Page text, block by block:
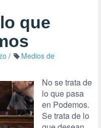
que
/
Medios de
No se trata de
lo que pasa
en Podemos.
Se trata de lo